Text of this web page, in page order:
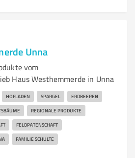
Unna
vom
Haus Westhemmerde in Unna
HOFLADEN SPARGEL ERDBEEREN
REGIONALE PRODUKTE
FELDPATENSCHAFT
FAMILIE SCHULTE